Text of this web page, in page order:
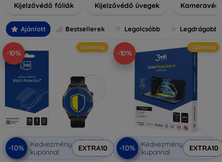
és stílusú kijelzővédőink közül, hogy a mindennapok során is
fedésről vagy íves kijelzővédelemről, a minőséget szem
előtt tartva kínálunk megoldásokat minden eszközre.
Kijelzővédő fóliák Kijelzővédő üvegek
Ajánlott Bestsellerek Legolcsóbb Legdrágabb
-10%
Újdonság
-10%
Kedvezmény
kuponnal
EXTRA10
-10%
Újdonság
-10%
Kedvezmény
kuponnal
EXTRA10